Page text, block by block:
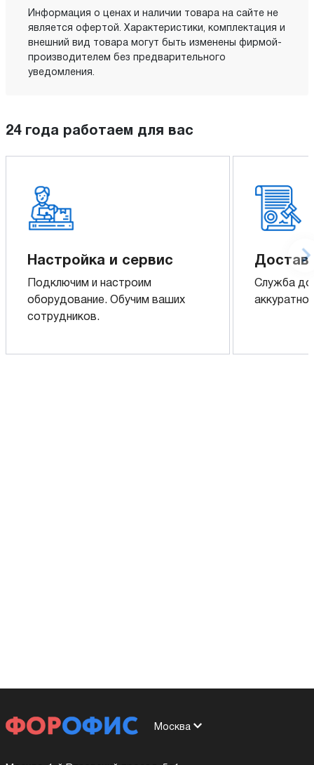
Информация о ценах и наличии товара на сайте не
является офертой. Характеристики, комплектация и
внешний вид товара могут быть изменены фирмой-
производителем без предварительного
уведомления.
24 года работаем для вас
Настройка и сервис
Подключим и настроим
оборудование. Обучим ваших
сотрудников.
Служба
аккуратно
Москва